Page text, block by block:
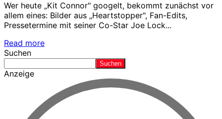
Wer heute „Kit Connor" googelt, bekommt zunächst vor
allem eines: Bilder aus „Heartstopper", Fan-Edits,
Pressetermine mit seiner Co-Star Joe Lock...
Read more
Suchen
Suchen
Anzeige